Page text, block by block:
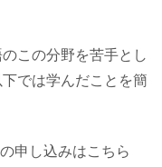
この分野を苦手とし
では学んだことを簡
申し込みはこちら